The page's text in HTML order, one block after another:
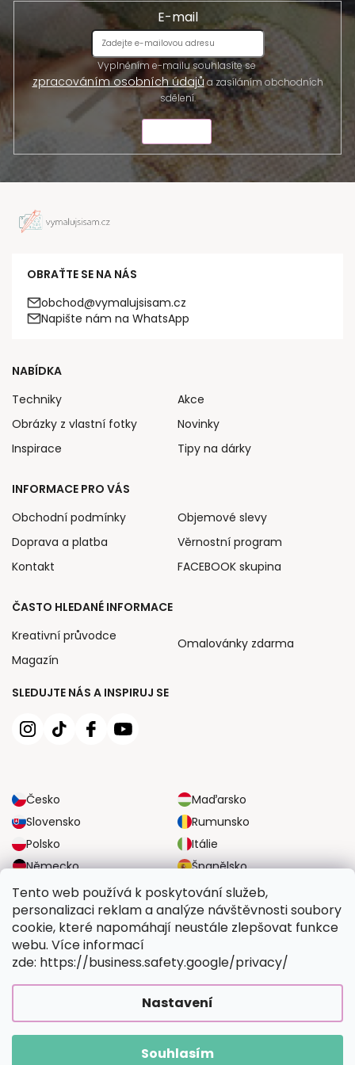
Tento web používá k poskytování služeb,
personalizaci reklam a analýze návštěvnosti soubory
cookie, které napomáhají neustále zlepšovat funkce
webu. Více informací
zde: https://business.safety.google/privacy/
Nastavení
Souhlasím
E-mail
Vyplněním e-mailu souhlasíte se
zpracováním osobních údajůa zasíláním obchodních
sdělení.
OBRAŤTE SE NA NÁS
obchod@vymalujsisam.cz
Napište nám na WhatsApp
SLEDUJTE NÁS A INSPIRUJ SE
Česko
Maďarsko
Slovensko
Rumunsko
Polsko
Itálie
Německo
Španělsko
Velká Británie
Rakousko
NABÍDKA
Techniky
Obrázky z vlastní fotky
Inspirace
Akce
Novinky
Tipy na dárky
INFORMACE PRO VÁS
Obchodní podmínky
Doprava a platba
Kontakt
Objemové slevy
Věrnostní program
FACEBOOK skupina
ČASTO HLEDANÉ INFORMACE
Kreativní průvodce
Magazín
Omalovánky zdarma
SPOLEHLIVÉ MOŽNOSTI DOPRAVY
BEZPEČNÉ MOŽNOSTI PLATBY
Vymalujsisam.cz. Všechna práva vyhrazena.